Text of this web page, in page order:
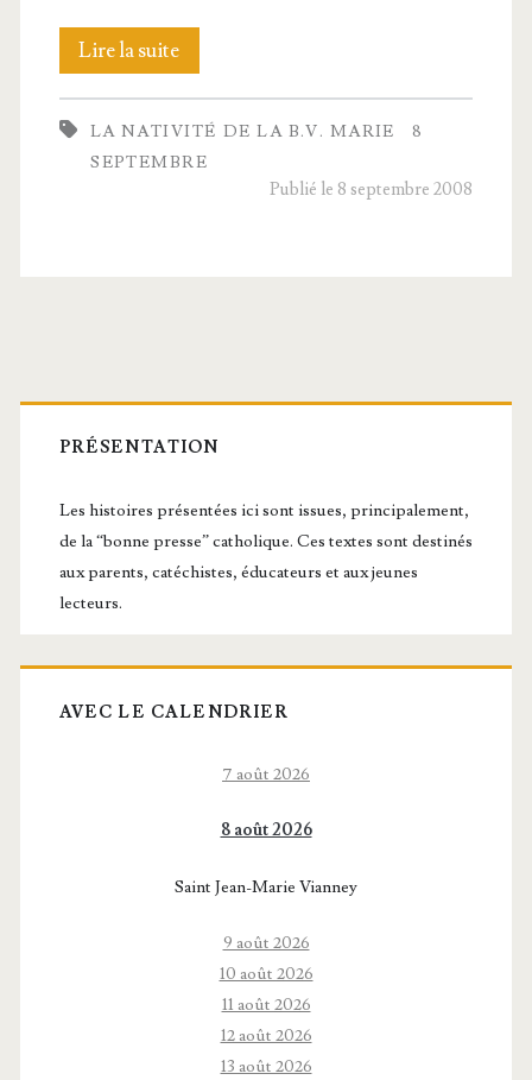
Lire la suiteLa
Nati­
vi­
LA NATIVITÉ DE LA B.V. MARIE
8
SEPTEMBRE
Publié le 8 septembre 2008
Barre
latérale
principale
PRÉSENTATION
Les histoires présentées ici sont issues, principalement,
de la “bonne presse” catholique. Ces textes sont destinés
aux parents, catéchistes, éducateurs et aux jeunes
lecteurs.
AVEC LE CALENDRIER
7 août 2026
8 août 2026
Saint Jean-Marie Vianney
9 août 2026
10 août 2026
11 août 2026
12 août 2026
13 août 2026